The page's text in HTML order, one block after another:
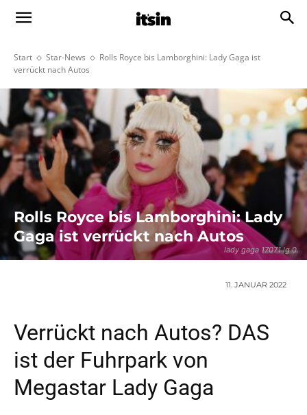
Start Star-News
Rolls Royce bis Lamborghini: Lady Gaga ist
verrückt nach Autos
lady gaga 17071 lg 0
Rolls Royce bis Lamborghini: Lady
Gaga ist verrückt nach Autos
11. JANUAR 2022
Verrückt nach Autos? DAS
ist der Fuhrpark von
Megastar Lady Gaga